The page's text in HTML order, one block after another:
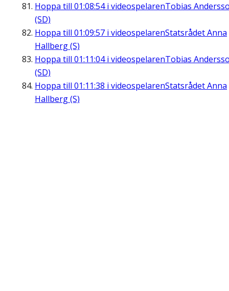
Hoppa till 01:08:54i videospelarenTobias
(SD)
Hoppa till 01:09:57 i videospelarenStatsrådet Anna
Hallberg (S)
Hoppa till 01:11:04i videospelarenTobias
(SD)
Hoppa till 01:11:38 i videospelarenStatsrådet Anna
Hallberg (S)